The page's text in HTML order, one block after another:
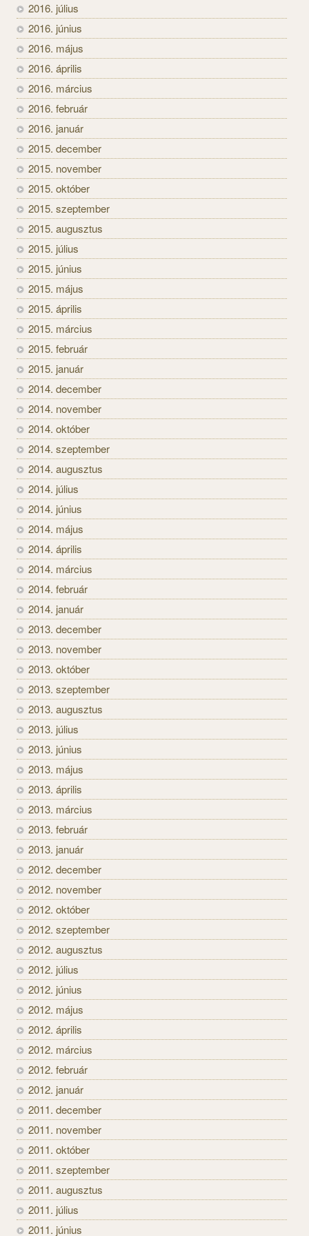
2016. július
2016. június
2016. május
2016. április
2016. március
2016. február
2016. január
2015. december
2015. november
2015. október
2015. szeptember
2015. augusztus
2015. július
2015. június
2015. május
2015. április
2015. március
2015. február
2015. január
2014. december
2014. november
2014. október
2014. szeptember
2014. augusztus
2014. július
2014. június
2014. május
2014. április
2014. március
2014. február
2014. január
2013. december
2013. november
2013. október
2013. szeptember
2013. augusztus
2013. július
2013. június
2013. május
2013. április
2013. március
2013. február
2013. január
2012. december
2012. november
2012. október
2012. szeptember
2012. augusztus
2012. július
2012. június
2012. május
2012. április
2012. március
2012. február
2012. január
2011. december
2011. november
2011. október
2011. szeptember
2011. augusztus
2011. július
2011. június